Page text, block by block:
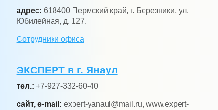
адрес: 618400 Пермский край, г. Березники, ул.
Юбилейная, д. 127.
Сотрудники офиса
ЭКСПЕРТ в г. Янаул
тел.: +7-927-332-60-40
сайт, e-mail: expert-yanaul@mail.ru, www.expert-